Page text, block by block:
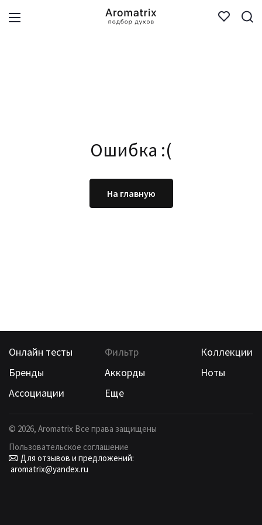
Ошибка :(
На главную
Онлайн тесты Фильтр
Коллекции
Бренды
Аккорды
Ноты
Ассоциации
Еще
© 2026, Aromatrix Все права защищены
Пользовательское соглашение
Для отзывов и предложений:
aromatrix@yandex.ru